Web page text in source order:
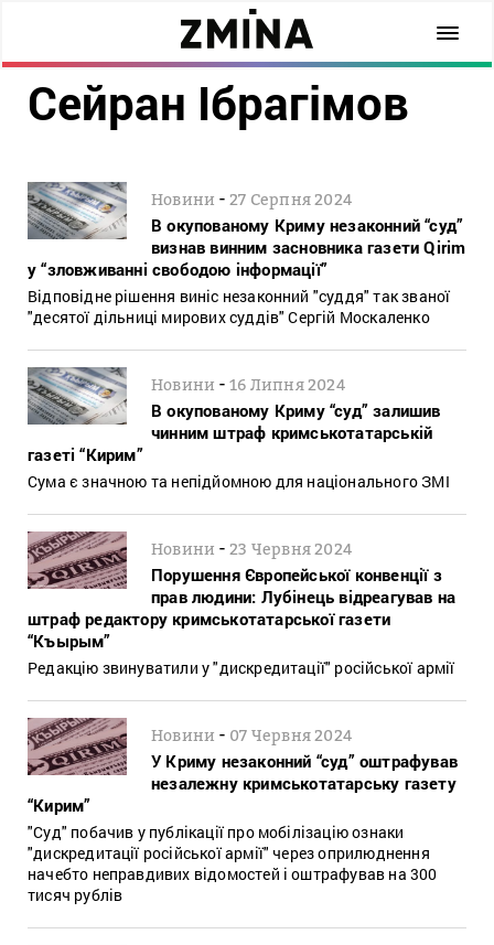
Сейран Ібрагімов
Новини -27 Серпня 2024
В окупованому Криму незаконний “суд”
визнав винним засновника газети Qirim
у “зловживанні свободою інформації”
Відповідне рішення виніс незаконний "суддя" так званої
"десятої дільниці мирових суддів" Сергій Москаленко
Новини -16 Липня 2024
В окупованому Криму “суд” залишив
чинним штраф кримськотатарській
газеті “Кирим”
Сума є значною та непідйомною для національного ЗМІ
Новини -23 Червня 2024
Порушення Європейської конвенції з
прав людини: Лубінець відреагував на
штраф редактору кримськотатарської газети
“Къырым”
Редакцію звинуватили у "дискредитації" російської армії
Новини - 07 Червня 2024
У Криму незаконний “суд” оштрафував
незалежну кримськотатарську газету
“Кирим”
"Суд" побачив у публікації про мобілізацію ознаки
"дискредитації російської армії" через оприлюднення
начебто неправдивих відомостей і оштрафував на 300
тисяч рублів